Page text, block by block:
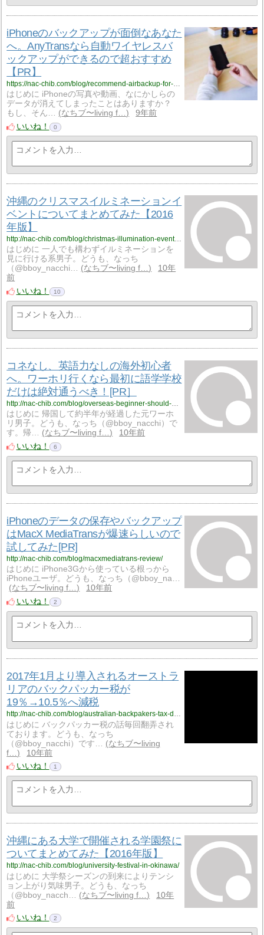
iPhoneのバックアップが面倒なあなた
へ。AnyTransなら自動ワイヤレスバ
ックアップができるので超おすすめ
【PR】
https://nac-chib.com/blog/recommend-airbackup-for-iphone/
はじめに iPhoneの写真や動画、なにかしらの
データが消えてしまったことはありますか？
もし、そん…
なちブ〜living f…
9年前
いいね！
0
沖縄のクリスマスイルミネーションイ
ベントについてまとめてみた【2016
年版】
http://nac-chib.com/blog/christmas-illumination-event-okinawa/
はじめに 一人でも構わずイルミネーションを
見に行ける系男子。どうも、なっち
（@bboy_nacchi…
なちブ〜living f…
10年
前
いいね！
10
コネなし、英語力なしの海外初心者
へ。ワーホリ行くなら最初に語学学校
だけは絶対通うべき！[PR］
http://nac-chib.com/blog/overseas-beginner-should-go-to-english-school/
はじめに 帰国して約半年が経過した元ワーホ
リ男子。どうも、なっち（@bboy_nacchi）で
す。帰…
なちブ〜living f…
10年前
いいね！
6
iPhoneのデータの保存やバックアップ
はMacX MediaTransが爆速らしいので
試してみた[PR]
http://nac-chib.com/blog/macxmediatrans-review/
はじめに iPhone3Gから使っている根っから
iPhoneユーザ。どうも、なっち（@bboy_na…
なちブ〜living f…
10年前
いいね！
2
2017年1月より導入されるオーストラ
リアのバックパッカー税が
19％→10.5％へ減税
http://nac-chib.com/blog/australian-backpakers-tax-drop-down-to-10-5/
はじめに バックパッカー税の話毎回翻弄され
ております。どうも、なっち
（@bboy_nacchi）です…
なちブ〜living
f…
10年前
いいね！
1
沖縄にある大学で開催される学園祭に
ついてまとめてみた【2016年版】
http://nac-chib.com/blog/university-festival-in-okinawa/
はじめに 大学祭シーズンの到来によりテンシ
ョン上がり気味男子。どうも、なっち
（@bboy_nacch…
なちブ〜living f…
10年
前
いいね！
2